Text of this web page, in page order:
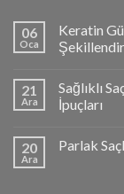
06
Oca
Keratin
21
Ara
Sağlıklı
İpuçları
20
Ara
Parlak